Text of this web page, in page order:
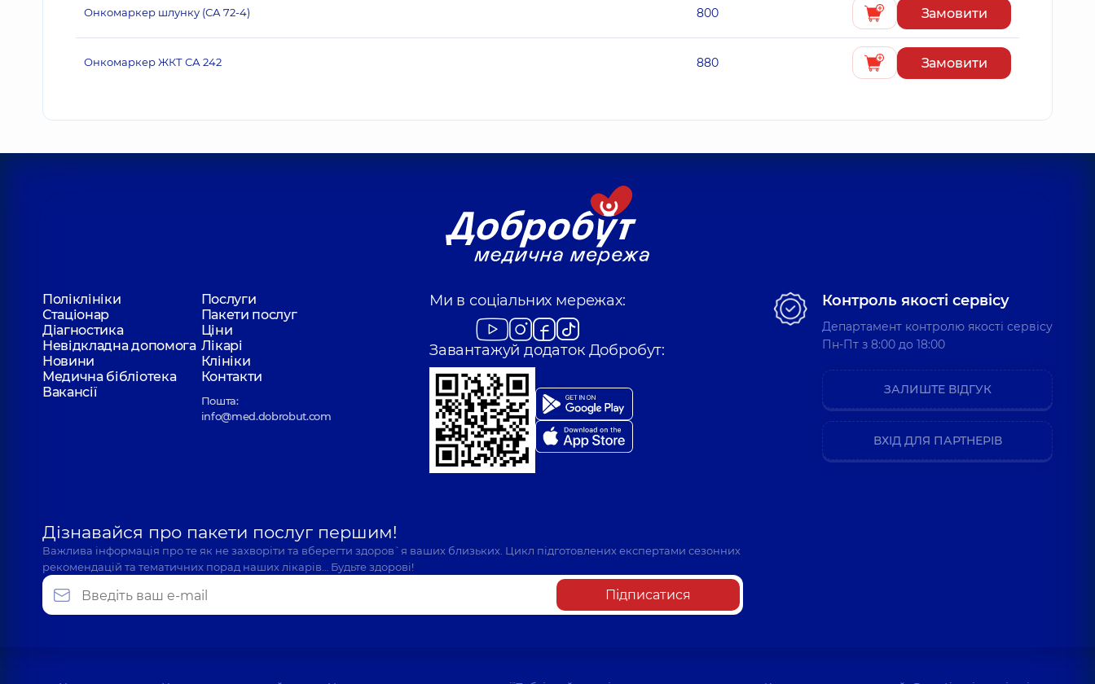
Онкомаркер шлунку (СА 72-4) 800 Замовити
Онкомаркер ЖКТ СА 242 880 Замовити
Поліклініки
Послуги
Стаціонар
Пакети послуг
Діагностика
Ціни
Невідкладна допомога Лікарі
Новини
Клініки
Медична бібліотека
Контакти
Вакансії
Пошта:
info@med.dobrobut.com
Ми в соціальних мережах:
Завантажуй додаток Добробут:
Дізнавайся про пакети послуг першим!
Важлива інформація про те як не захворіти та вберегти здоров`я ваших близьких. Цикл підготовлених експертами сезонних
рекомендацій та тематичних порад наших лікарів… Будьте здорові!
Підписатися
Контроль якості сервісу
Департамент контролю якості сервісу
Пн-Пт з 8:00 до 18:00
ЗАЛИШТЕ ВІДГУК
ВХІД ДЛЯ ПАРТНЕРІВ